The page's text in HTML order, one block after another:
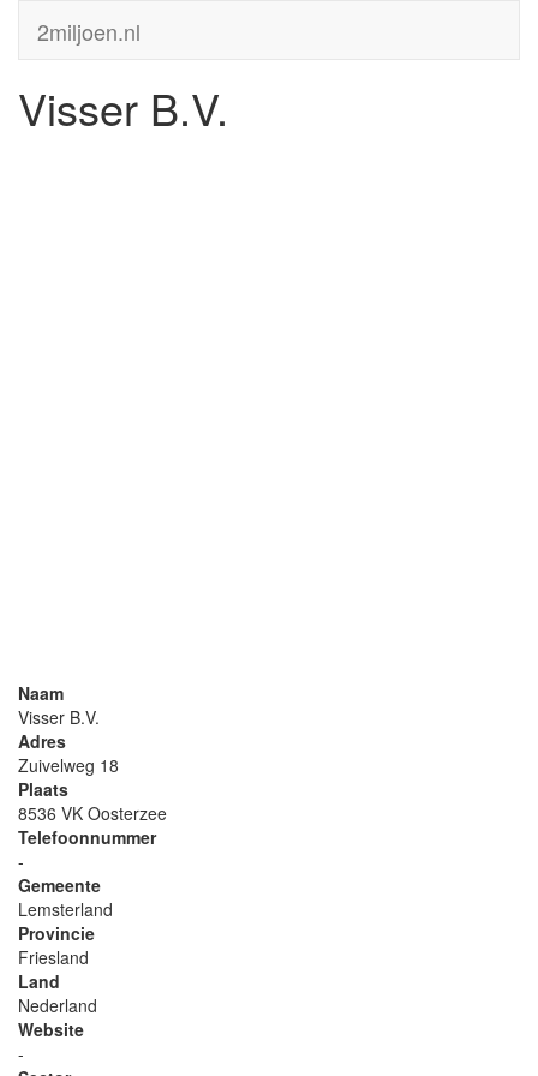
2miljoen.nl
Visser B.V.
Naam
Visser B.V.
Adres
Zuivelweg 18
Plaats
8536 VK Oosterzee
Telefoonnummer
-
Gemeente
Lemsterland
Provincie
Friesland
Land
Nederland
Website
-